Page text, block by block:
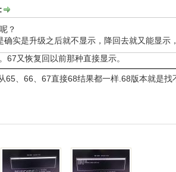
？
确实是升级之后就不显示，降回去就又能显示
67又恢复回以前那种直接显示。
65、66、67直接68结果都一样.68版本就是